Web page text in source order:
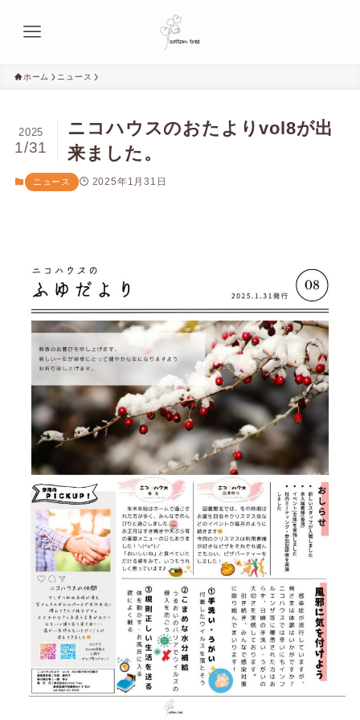
ホーム ニュース
ニコハウスのおたよりvol8が出
来ました。
2025
1/31
ニュース 2025年1月31日